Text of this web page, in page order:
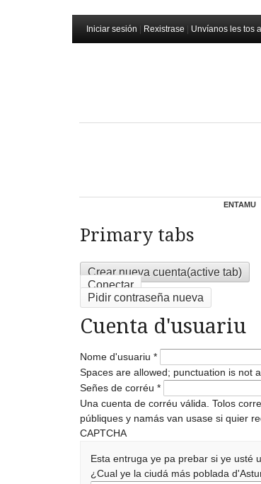
Iniciar sesión Rexistrase Unvíanos les tos
ENTAMU
Primary tabs
Crear nueva cuenta(active tab)
Conectar
Pidir contraseña nueva
Cuenta d'usuariu
Nome d'usuariu *
Spaces are allowed; punctuation is not
Señes de corréu *
Una cuenta de corréu válida. Tolos
públiques y namás van usase si quier
CAPTCHA
Esta entruga ye pa prebar si ye usté
¿Cual ye la ciudá más poblada